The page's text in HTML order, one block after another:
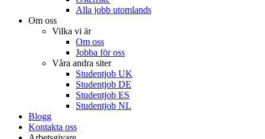
Alla jobb utomlands
Om oss
Vilka vi är
Om oss
Jobba för oss
Våra andra siter
Studentjob UK
Studentjob DE
Studentjob ES
Studentjob NL
Blogg
Kontakta oss